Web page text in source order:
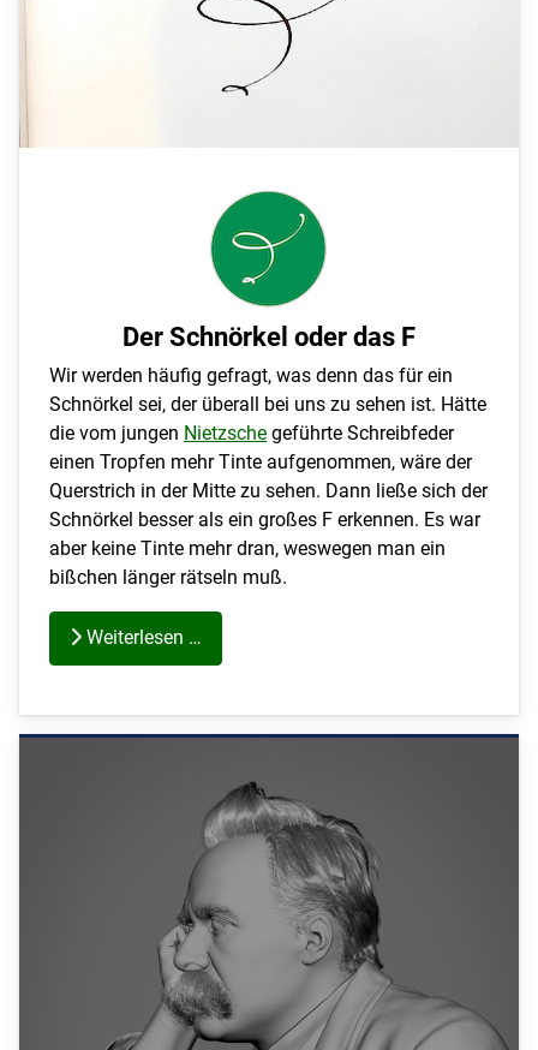
Der Schnörkel oder das F
Wir werden häufig gefragt, was denn das für ein
Schnörkel sei, der überall bei uns zu sehen ist. Hätte
die vom jungen Nietzsche geführte Schreibfeder
einen Tropfen mehr Tinte aufgenommen, wäre der
Querstrich in der Mitte zu sehen. Dann ließe sich der
Schnörkel besser als ein großes F erkennen. Es war
aber keine Tinte mehr dran, weswegen man ein
bißchen länger rätseln muß.
Weiterlesen …